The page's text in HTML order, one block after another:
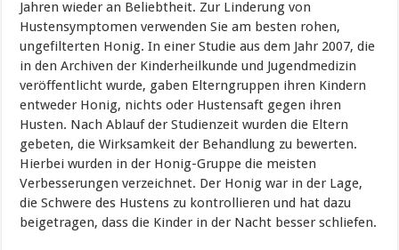
Jahren wieder an Beliebtheit. Zur Linderung von
Hustensymptomen verwenden Sie am besten rohen,
ungefilterten Honig. In einer Studie aus dem Jahr 2007, die
in den Archiven der Kinderheilkunde und Jugendmedizin
veröffentlicht wurde, gaben Elterngruppen ihren Kindern
entweder Honig, nichts oder Hustensaft gegen ihren
Husten. Nach Ablauf der Studienzeit wurden die Eltern
gebeten, die Wirksamkeit der Behandlung zu bewerten.
Hierbei wurden in der Honig-Gruppe die meisten
Verbesserungen verzeichnet. Der Honig war in der Lage,
die Schwere des Hustens zu kontrollieren und hat dazu
beigetragen, dass die Kinder in der Nacht besser schliefen.